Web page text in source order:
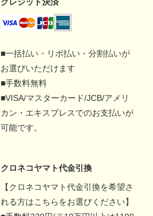
■一括払い・リボ払い・分割払いが
お選びいただけます
■手数料無料
■VISA/マスターカード/JCB/アメリ
カン・エキスプレスでのお支払いが
可能です。
クロネコヤマト代金引換
【クロネコヤマト代金引換を希望さ
れる方はこちらをお選びください】